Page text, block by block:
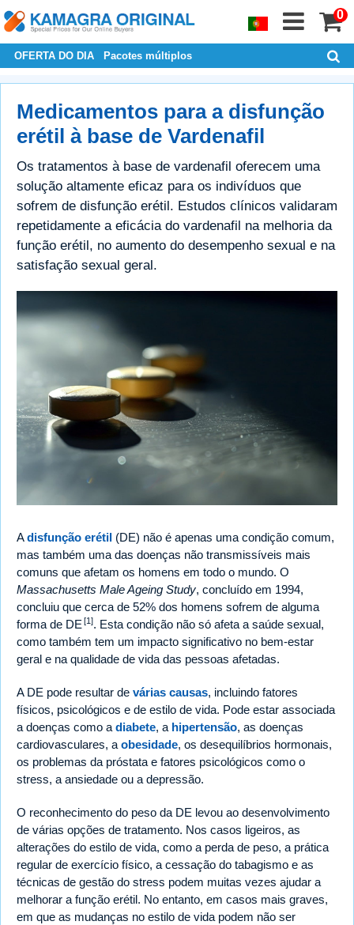
0
OFERTA DO DIA Pacotes múltiplos
Medicamentos para a disfunção
erétil à base de Vardenafil
Os tratamentos à base de vardenafil oferecem uma
solução altamente eficaz para os indivíduos que
sofrem de disfunção erétil. Estudos clínicos validaram
repetidamente a eficácia do vardenafil na melhoria da
função erétil, no aumento do desempenho sexual e na
satisfação sexual geral.
Adisfunção erétil (DE) não é apenas uma condição comum,
mas também uma das doenças não transmissíveis mais
comuns que afetam os homens em todo o mundo. O
Massachusetts Male Ageing Study, concluído em 1994,
concluiu que cerca de 52% dos homens sofrem de alguma
forma de DE [1]. Esta condição não só afeta a saúde sexual,
como também tem um impacto significativo no bem-estar
geral e na qualidade de vida das pessoas afetadas.
A DE pode resultar de várias causas, incluindo fatores
físicos, psicológicos e de estilo de vida. Pode estar associada
a doenças como a diabete, a hipertensão, as doenças
cardiovasculares, a obesidade, os desequilíbrios hormonais,
os problemas da próstata e fatores psicológicos como o
stress, a ansiedade ou a depressão.
O reconhecimento do peso da DE levou ao desenvolvimento
de várias opções de tratamento. Nos casos ligeiros, as
alterações do estilo de vida, como a perda de peso, a prática
regular de exercício físico, a cessação do tabagismo e as
técnicas de gestão do stress podem muitas vezes ajudar a
melhorar a função erétil. No entanto, em casos mais graves,
em que as mudanças no estilo de vida podem não ser